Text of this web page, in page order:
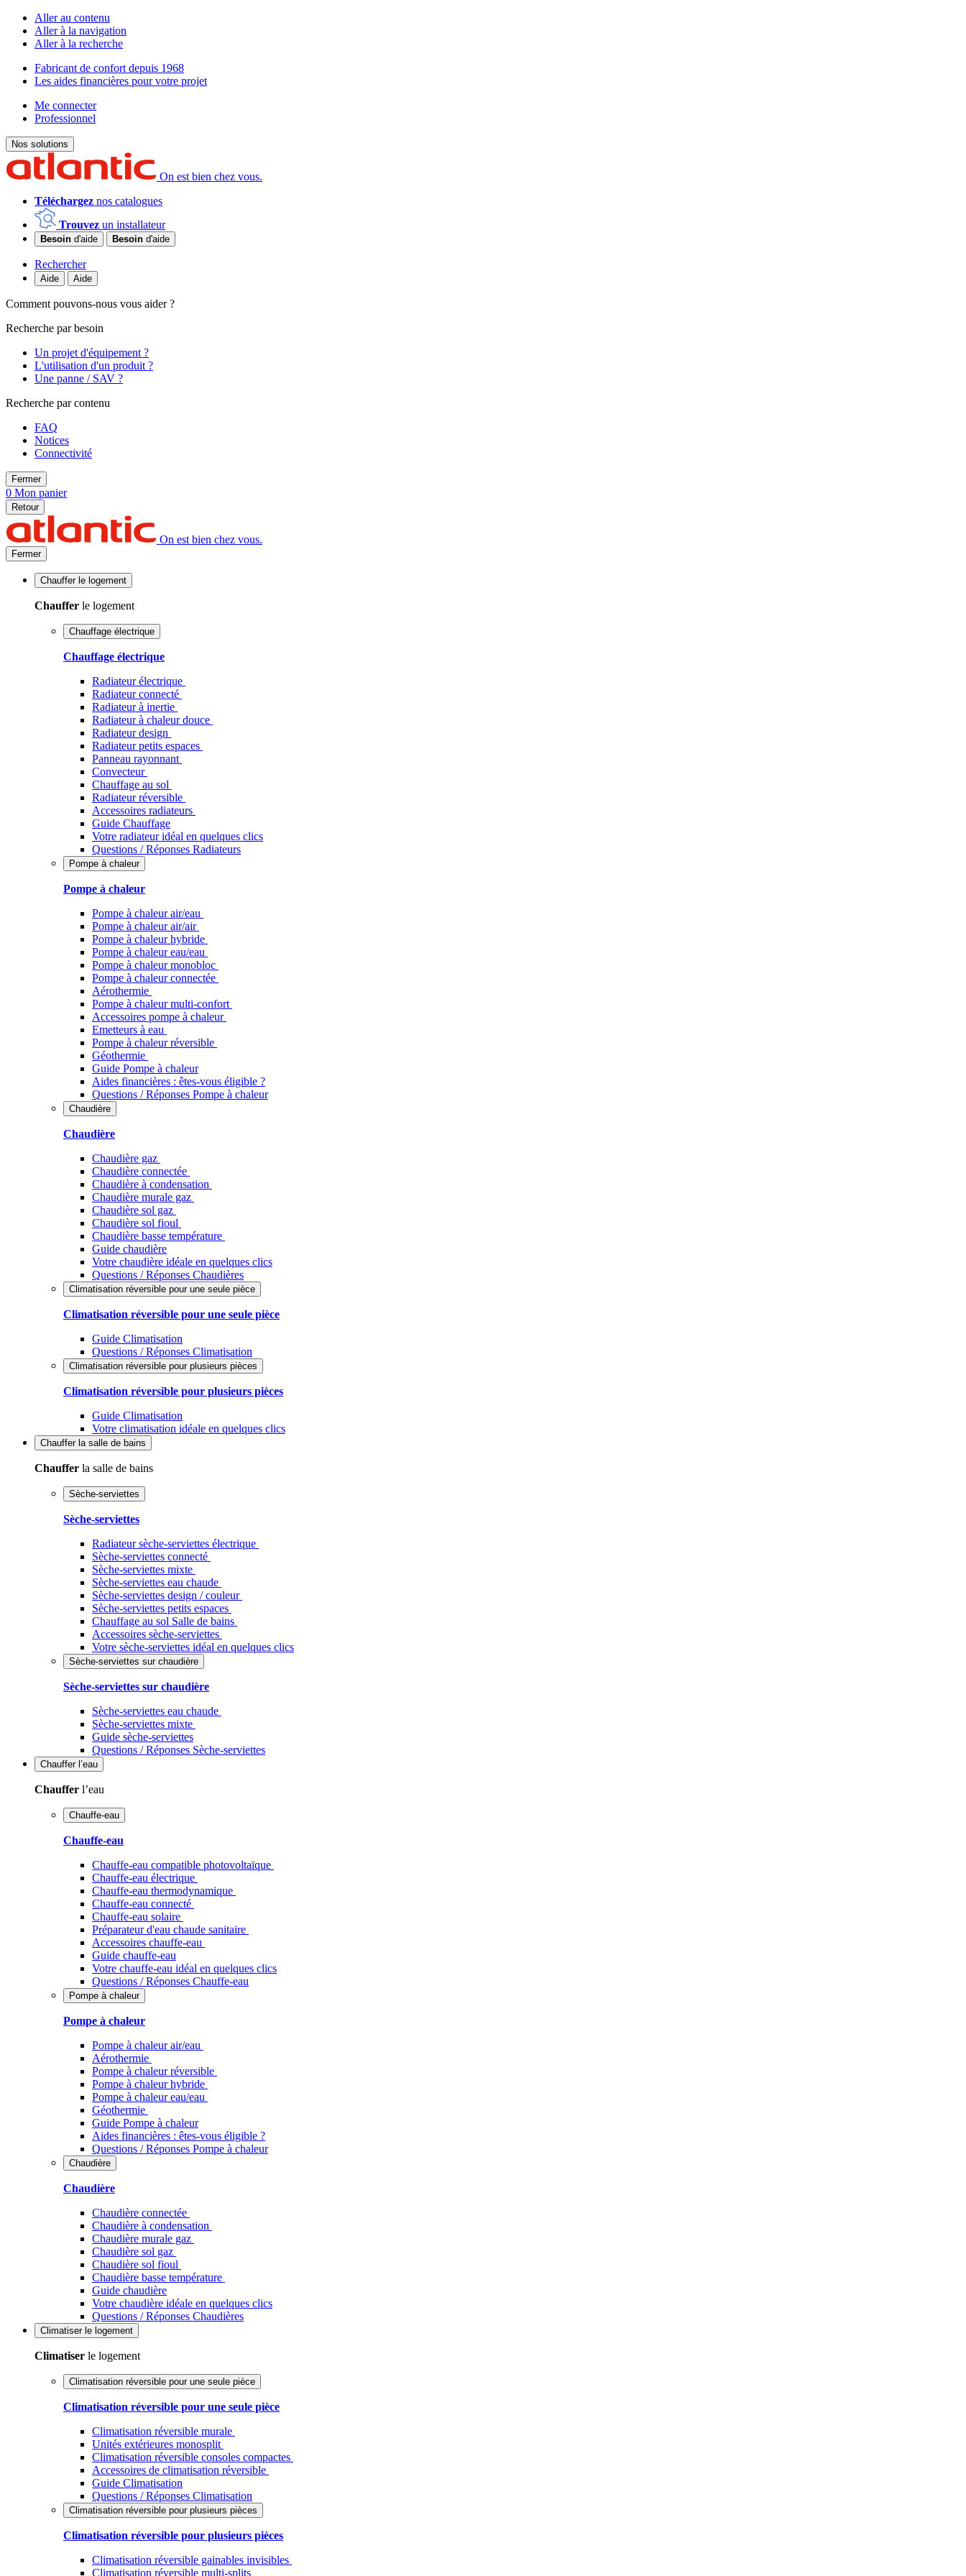
Aller au contenu
Aller à la navigation
Aller à la recherche
Fabricant de confort depuis 1968
Les aides financières pour votre projet
Me connecter
Professionnel
Nos solutions
On est bien chez vous.
Téléchargez nos catalogues
Trouvez un installateur
Besoin d'aide Besoin d'aide
Rechercher
Aide Aide
Comment pouvons-nous vous aider ?
Recherche par besoin
Un projet d'équipement ?
L'utilisation d'un produit ?
Une panne / SAV ?
Recherche par contenu
FAQ
Notices
Connectivité
Fermer
0 Mon panier
Retour
On est bien chez vous.
Fermer
Chauffer le logement
Chauffer le logement
Chauffage électrique
Chauffage électrique
Radiateur électrique
Radiateur connecté
Radiateur à inertie
Radiateur à chaleur douce
Radiateur design
Radiateur petits espaces
Panneau rayonnant
Convecteur
Chauffage au sol
Radiateur réversible
Accessoires radiateurs
Guide Chauffage
Votre radiateur idéal en quelques clics
Questions / Réponses Radiateurs
Pompe à chaleur
Pompe à chaleur
Pompe à chaleur air/eau
Pompe à chaleur air/air
Pompe à chaleur hybride
Pompe à chaleur​ eau/eau
Pompe à chaleur monobloc
Pompe à chaleur connectée
Aérothermie
Pompe à chaleur multi-confort
Accessoires pompe à chaleur
Emetteurs à eau
Pompe à chaleur réversible
Géothermie
Guide Pompe à chaleur
Aides financières : êtes-vous éligible ?
Questions / Réponses Pompe à chaleur
Chaudière
Chaudière
Chaudière gaz
Chaudière connectée
Chaudière à condensation
Chaudière murale gaz
Chaudière sol gaz
Chaudière sol fioul
Chaudière basse température
Guide chaudière
Votre chaudière idéale en quelques clics
Questions / Réponses Chaudières
Climatisation réversible pour une seule pièce
Climatisation réversible pour une seule pièce
Guide Climatisation
Questions / Réponses Climatisation
Climatisation réversible pour plusieurs pièces
Climatisation réversible pour plusieurs pièces
Guide Climatisation
Votre climatisation idéale en quelques clics
Chauffer la salle de bains
Chauffer la salle de bains
Sèche-serviettes
Sèche-serviettes
Radiateur sèche-serviettes électrique
Sèche-serviettes connecté
Sèche-serviettes mixte
Sèche-serviettes eau chaude
Sèche-serviettes design / couleur
Sèche-serviettes petits espaces
Chauffage au sol Salle de bains
Accessoires sèche-serviettes
Votre sèche-serviettes idéal en quelques clics
Sèche-serviettes sur chaudière
Sèche-serviettes sur chaudière
Sèche-serviettes eau chaude
Sèche-serviettes mixte
Guide sèche-serviettes
Questions / Réponses Sèche-serviettes
Chauffer l’eau
Chauffer l’eau
Chauffe-eau
Chauffe-eau
Chauffe-eau compatible photovoltaïque
Chauffe-eau électrique
Chauffe-eau thermodynamique
Chauffe-eau connecté
Chauffe-eau solaire
Préparateur d'eau chaude sanitaire
Accessoires chauffe-eau
Guide chauffe-eau
Votre chauffe-eau idéal en quelques clics
Questions / Réponses Chauffe-eau
Pompe à chaleur
Pompe à chaleur
Pompe à chaleur air/eau
Aérothermie
Pompe à chaleur réversible
Pompe à chaleur hybride
Pompe à chaleur​ eau/eau
Géothermie
Guide Pompe à chaleur
Aides financières : êtes-vous éligible ?
Questions / Réponses Pompe à chaleur
Chaudière
Chaudière
Chaudière connectée
Chaudière à condensation
Chaudière murale gaz
Chaudière sol gaz
Chaudière sol fioul
Chaudière basse température
Guide chaudière
Votre chaudière idéale en quelques clics
Questions / Réponses Chaudières
Climatiser le logement
Climatiser le logement
Climatisation réversible pour une seule pièce
Climatisation réversible pour une seule pièce
Climatisation réversible murale
Unités extérieures monosplit
Climatisation réversible consoles compactes
Accessoires de climatisation réversible
Guide Climatisation
Questions / Réponses Climatisation
Climatisation réversible pour plusieurs pièces
Climatisation réversible pour plusieurs pièces
Climatisation réversible gainables invisibles
Climatisation réversible multi-splits